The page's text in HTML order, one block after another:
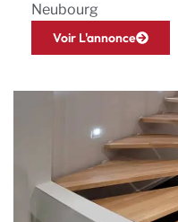
Neubourg
Voir L'annonce